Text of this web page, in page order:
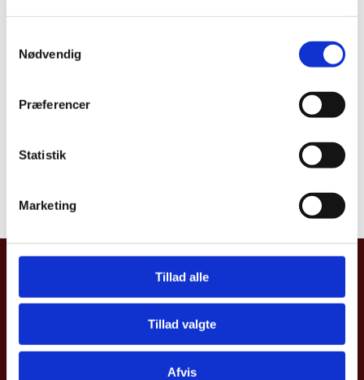
Nødvendig
Præferencer
Statistik
Marketing
Tillad alle
Tillad valgte
Afvis
Danmarks Ambassade, Estland
Wismari 5
ESTLAND